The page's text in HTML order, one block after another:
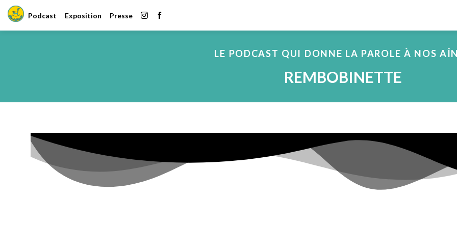
Podcast Exposition Presse
LE PODCAST QUI DONNE LA PAROLE À NOS
REMBOBINETTE